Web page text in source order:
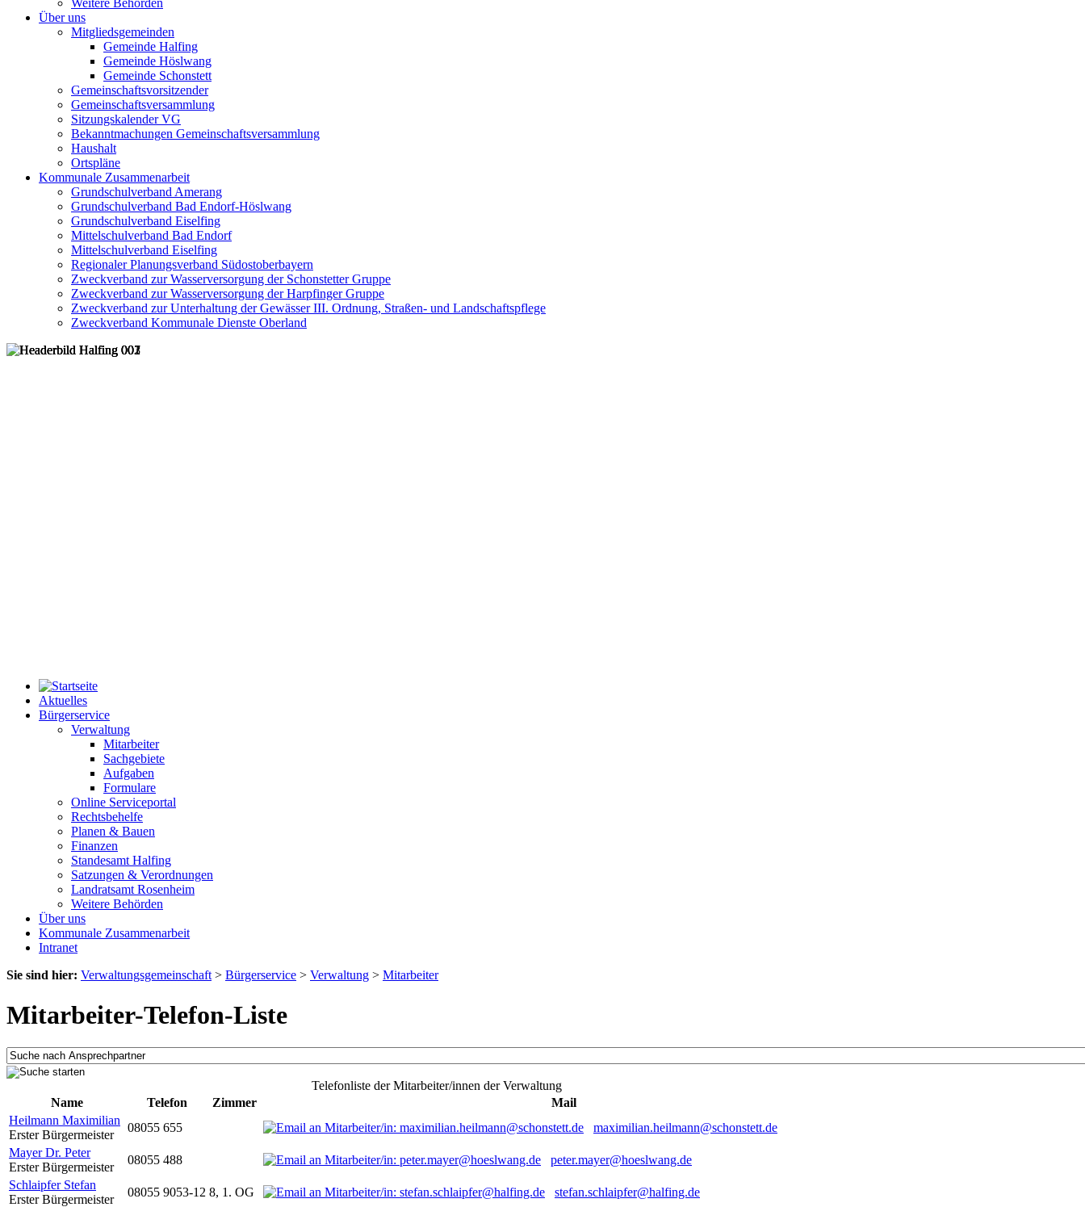
Weitere Behörden
Über uns
Mitgliedsgemeinden
Gemeinde Halfing
Gemeinde Höslwang
Gemeinde Schonstett
Gemeinschaftsvorsitzender
Gemeinschaftsversammlung
Sitzungskalender VG
Bekanntmachungen Gemeinschaftsversammlung
Haushalt
Ortspläne
Kommunale Zusammenarbeit
Grundschulverband Amerang
Grundschulverband Bad Endorf-Höslwang
Grundschulverband Eiselfing
Mittelschulverband Bad Endorf
Mittelschulverband Eiselfing
Regionaler Planungsverband Südostoberbayern
Zweckverband zur Wasserversorgung der Schonstetter Gruppe
Zweckverband zur Wasserversorgung der Harpfinger Gruppe
Zweckverband zur Unterhaltung der Gewässer III. Ordnung, Straßen- und Landschaftspflege
Zweckverband Kommunale Dienste Oberland
Aktuelles
Bürgerservice
Verwaltung
Mitarbeiter
Sachgebiete
Aufgaben
Formulare
Online Serviceportal
Rechtsbehelfe
Planen & Bauen
Finanzen
Standesamt Halfing
Satzungen & Verordnungen
Landratsamt Rosenheim
Weitere Behörden
Über uns
Kommunale Zusammenarbeit
Intranet
Sie sind hier: Verwaltungsgemeinschaft > Bürgerservice > Verwaltung > Mitarbeiter
Mitarbeiter-Telefon-Liste
Telefonliste der Mitarbeiter/innen der Verwaltung
Name
Telefon Zimmer
Mail
Heilmann Maximilian
Erster Bürgermeister
08055 655
maximilian.heilmann@schonstett.de
Mayer Dr. Peter
Erster Bürgermeister
08055 488
peter.mayer@hoeslwang.de
Schlaipfer Stefan
Erster Bürgermeister
08055 9053-12 8, 1. OG
stefan.schlaipfer@halfing.de